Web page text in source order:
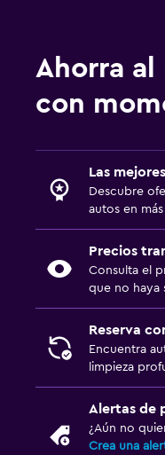
Ahorra al
con
Las
Descubre
autos en
Precios
Consulta el
que no haya
Reserva
Encuentra
limpieza
Alertas de
¿Aún no
Crea una